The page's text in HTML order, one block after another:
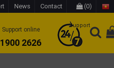
News Contact (0)
Support online
1900 2626
Support